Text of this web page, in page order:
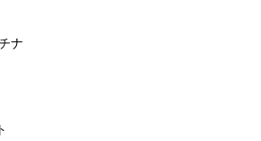
ナ